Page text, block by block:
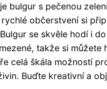
bulgur s pečenou
občerstvení si
se skvěle hodí i
takže si
celá škála možností
Buďte kreativní a